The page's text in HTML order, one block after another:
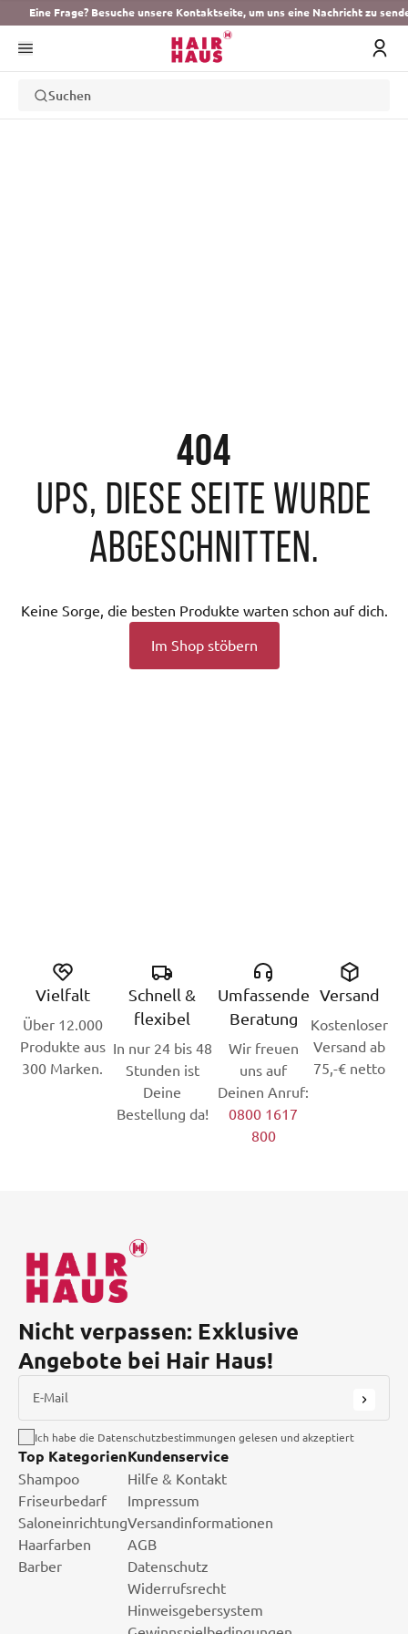
Eine Frage? Besuche unsere Kontaktseite, um uns eine Nachricht zu
Suchen
404
Ups, diese Seite wurde
abgeschnitten.
Keine Sorge, die besten Produkte warten schon auf dich.
Im Shop stöbern
Vielfalt
Über 12.000
Produkte aus
300 Marken.
Schnell &
flexibel
In nur 24 bis 48
Stunden ist
Deine
Bestellung da!
Umfassende
Beratung
Wir freuen
uns auf
Deinen Anruf:
0800 1617
800
Versand
Kostenloser
Versand ab
75,-€ netto
Nicht verpassen: Exklusive
Angebote bei Hair Haus!
E-Mail
Ich habe die Datenschutzbestimmungen gelesen und akzeptiert
Top Kategorien
Shampoo
Friseurbedarf
Saloneinrichtung
Haarfarben
Barber
Kundenservice
Hilfe & Kontakt
Impressum
Versandinformationen
AGB
Datenschutz
Widerrufsrecht
Hinweisgebersystem